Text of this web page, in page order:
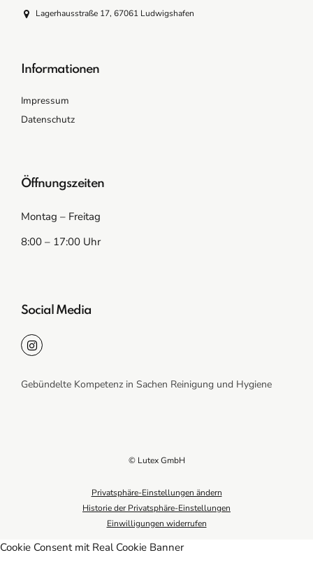
Lagerhausstraße 17, 67061 Ludwigshafen
Informationen
Impressum
Datenschutz
Öffnungszeiten
Montag – Freitag
8:00 – 17:00 Uhr
Social Media
Gebündelte Kompetenz in Sachen Reinigung und Hygiene
© Lutex GmbH
Privatsphäre-Einstellungen ändern
Historie der Privatsphäre-Einstellungen
Einwilligungen widerrufen
Cookie Consent mit Real Cookie Banner